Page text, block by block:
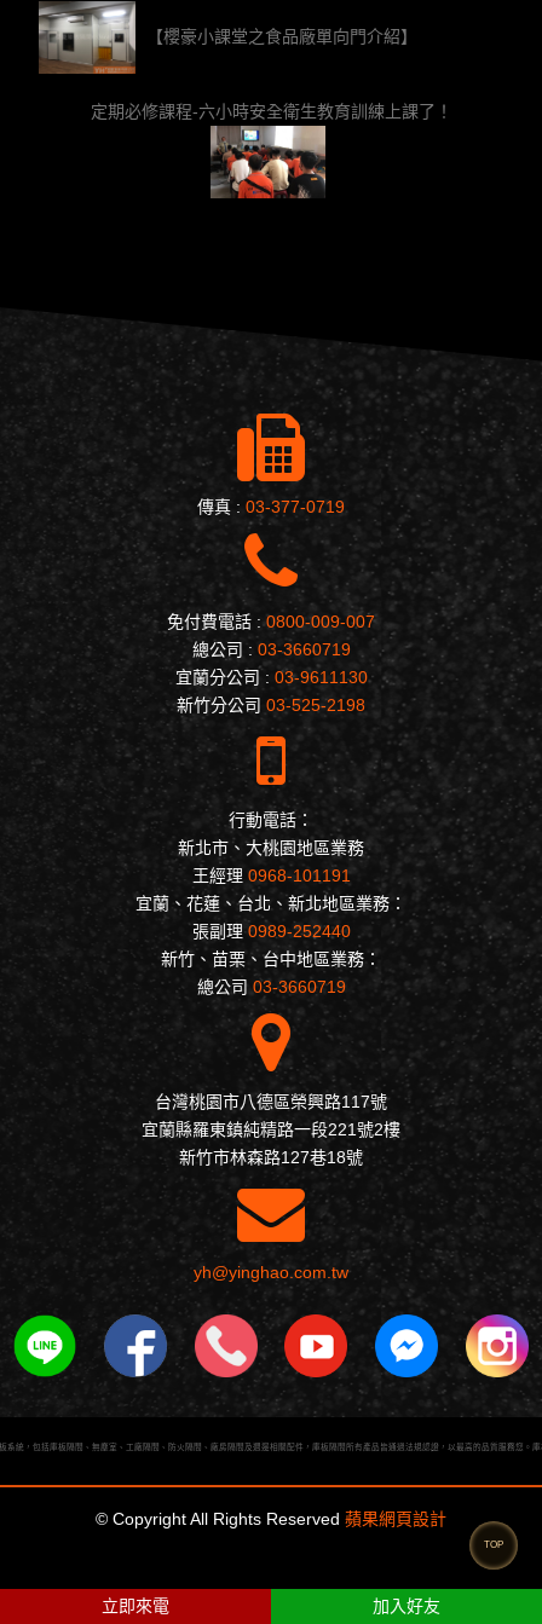
【櫻豪小課堂之食品廠單向門介紹】
定期必修課程-六小時安全衛生教育訓練上課了！
TOP
傳真 : 03-377-0719
免付費電話 :0800-009-007
總公司 : 03-3660719
宜蘭分公司 : 03-9611130
新竹分公司 03-525-2198
行動電話：
新北市、大桃園地區業務
王經理 0968-101191
宜蘭、花蓮、台北、新北地區業務：
張副理0989-252440
新竹、苗栗、台中地區業務：
總公司 03-3660719
台灣桃園市八德區榮興路117號
宜蘭縣羅東鎮純精路一段221號2樓
新竹市林森路127巷18號
yh@yinghao.com.tw
系統，包括庫板隔間、無塵室、工廠隔間、防火隔間、廠房隔間及週邊相關配件，庫板隔間所有產品皆通過法規認證，以最高的品質服務您。
© Copyright All Rights Reserved 蘋果網頁設計
立即來電 加入好友